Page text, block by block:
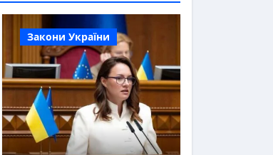
Закони України